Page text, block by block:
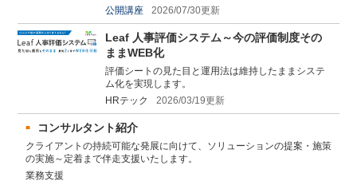
公開講座
2026/07/30更新
Leaf 人事評価システム～今の評価制度その
ままWEB化
評価シートの見た目と運用法は維持したままシステ
ム化を実現します。
HRテック
2026/03/19更新
コンサルタント紹介
クライアントの持続可能な発展に向けて、ソリューションの提案・施策
の実施～定着まで伴走支援いたします。
業務支援